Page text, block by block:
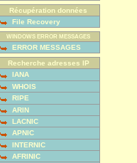
Récupération données
File Recovery
WINDOWS ERROR MESSAGES
ERROR MESSAGES
Recherche adresses IP
IANA
WHOIS
RIPE
ARIN
LACNIC
APNIC
INTERNIC
AFRINIC